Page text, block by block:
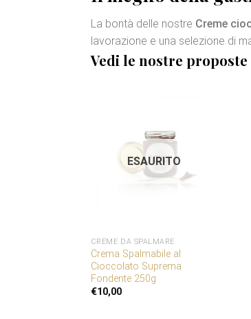
La bontà delle nostre Creme
lavorazione e una selezione di
Vedi le nostre proposte
Aggiungi
ESAURITO
CREME DA SPALMARE
Crema Spalmabile al
Cioccolato Suprema
Fondente 250g
€10,00